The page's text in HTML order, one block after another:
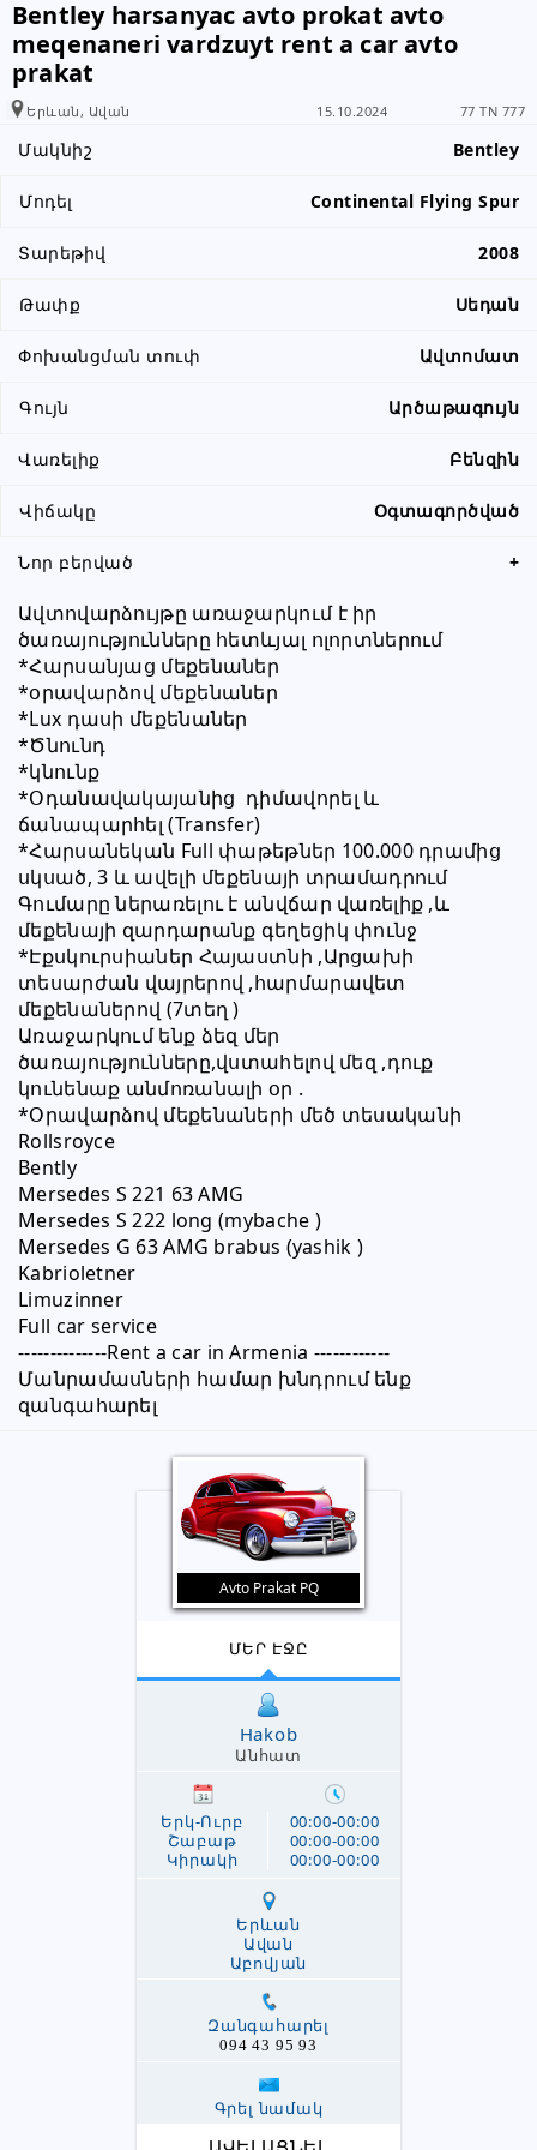
Bentley harsanyac avto prokat avto
meqenaneri vardzuyt rent a car avto
prakat
Երևան, Ավան 15.10.2024 77 TN 777
Մակնիշ Bentley
Մոդել Continental Flying Spur
Տարեթիվ 2008
Թափք Սեդան
Փոխանցման տուփ Ավտոմատ
Գույն Արծաթագույն
Վառելիք Բենզին
Վիճակը Օգտագործված
Նոր բերված +
Ավտովարձույթը առաջարկում է իր
ծառայությունները հետևյալ ոլորտներում
*Հարսանյաց մեքենաներ
*օրավարձով մեքենաներ
*Lux դասի մեքենաներ
*Ծնունդ
*կնունք
*Օդանավակայանից  դիմավորել և
ճանապարհել (Transfer)
*Հարսանեկան Full փաթեթներ 100.000 դրամից
սկսած, 3 և ավելի մեքենայի տրամադրում
Գումարը ներառելու է անվճար վառելիք ,և
մեքենայի զարդարանք գեղեցիկ փունջ
*Էքսկուրսիաներ Հայաստնի ,Արցախի
տեսարժան վայրերով ,հարմարավետ
մեքենաներով (7տեղ )
Առաջարկում ենք ձեզ մեր
ծառայությունները,վստահելով մեզ ,դուք
կունենաք անմոռանալի օր .
*Օրավարձով մեքենաների մեծ տեսականի
Rollsroyce
Bently
Mersedes S 221 63 AMG
Mersedes S 222 long (mybache )
Mersedes G 63 AMG brabus (yashik )
Kabrioletner
Limuzinner
Full car service
--------------Rent a car in Armenia ------------
Մանրամասների համար խնդրում ենք
զանգահարել
Avto Prakat PQ
ՄԵՐ ԷՋԸ
Hakob
Անհատ
Երկ-Ուրբ
Շաբաթ
Կիրակի
00:00-00:00
00:00-00:00
00:00-00:00
Երևան
Ավան
Աբովյան
Զանգահարել
094 43 95 93
Գրել նամակ